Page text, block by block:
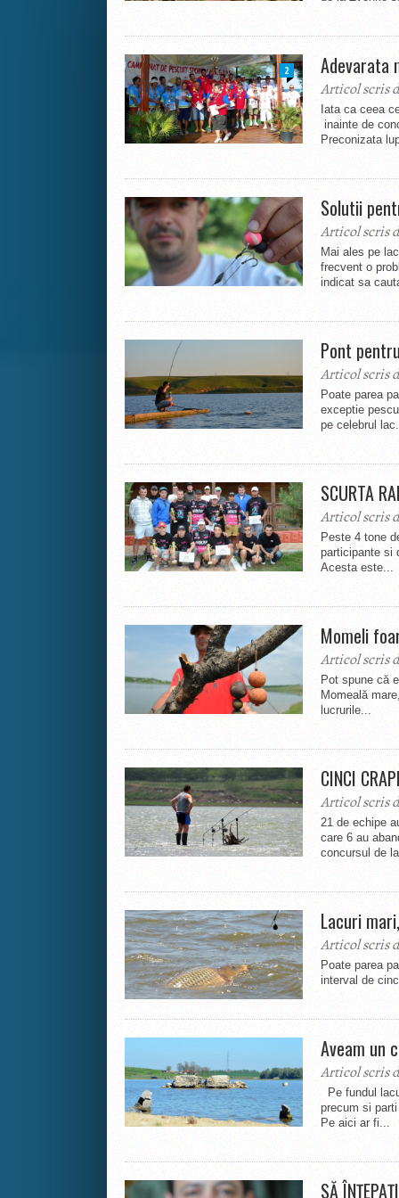
2 Adevarata
Articol scris
Iata ca ceea
inainte de
Preconizata
Solutii
Articol scris
Mai ales pe
frecvent o
indicat sa
Pont
Articol scris
Poate parea
exceptie
pe celebrul
SCURTA
Articol scris
Peste 4 tone
participante si
Acesta este...
Momeli
Articol scris
Pot spune că
Momeală
lucrurile...
CINCI
Articol scris
21 de echipe
care 6 au
concursul de
Lacuri
Articol scris
Poate parea
interval de
Aveam un
Articol scris
Pe fundul
precum si
Pe aici ar fi...
SĂ